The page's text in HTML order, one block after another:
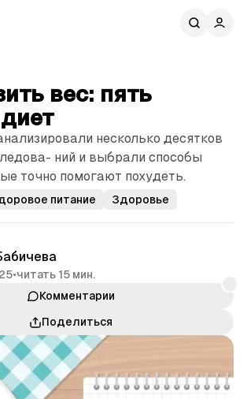
вес: пять
несколько десятков
ний и выбрали способы
точно помогают похудеть.
питание Здоровье
•читать 15 мин.
Комментарии
Поделиться